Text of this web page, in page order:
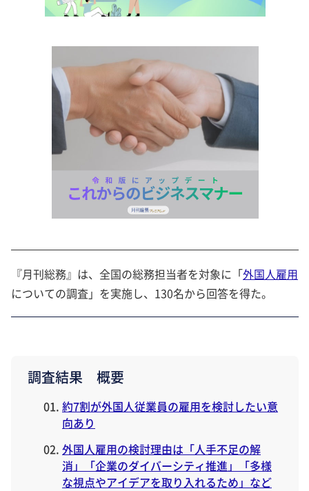
『月刊総務』は、全国の総務担当者を対象に「外国人雇用
についての調査」を実施し、130名から回答を得た。
調査結果 概要
約7割が外国人従業員の雇用を検討したい意
向あり
外国人雇用の検討理由は「人手不足の解
消」「企業のダイバーシティ推進」「多様
な視点やアイデアを取り入れるため」など